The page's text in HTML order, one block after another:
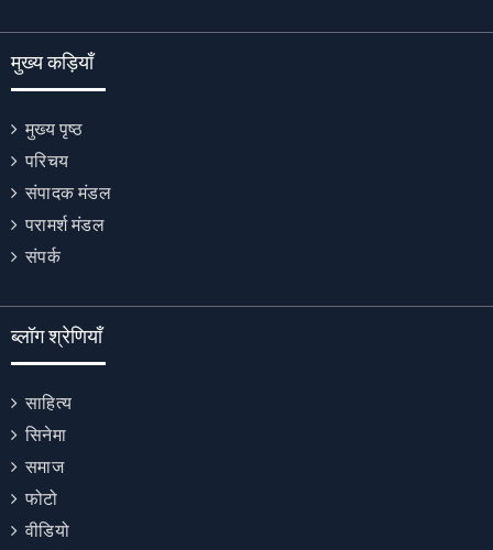
मुख्य कड़ियाँ
मुख्य पृष्ठ
परिचय
संपादक मंडल
परामर्श मंडल
संपर्क
ब्लॉग श्रेणियाँ
साहित्य
सिनेमा
समाज
फोटो
वीडियो